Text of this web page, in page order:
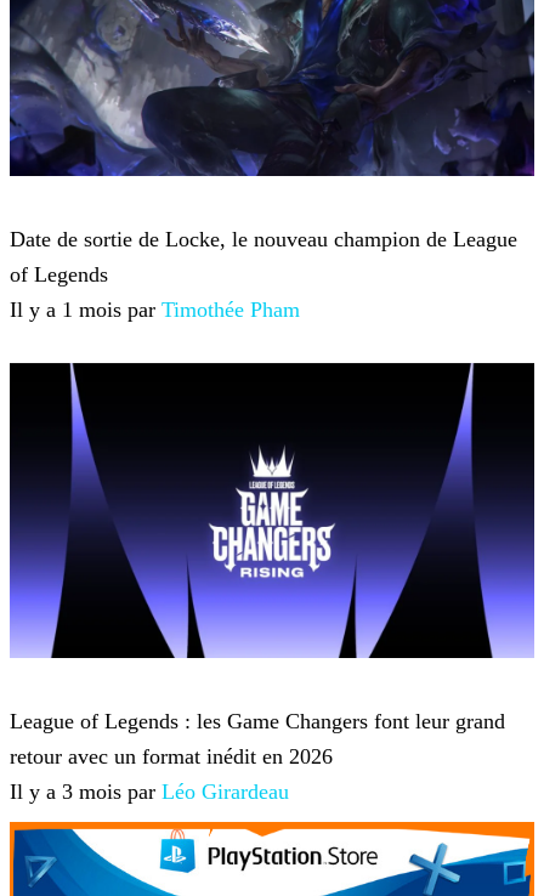
Date de sortie de Locke, le nouveau champion de League
of Legends
Il y a 1 mois par Timothée Pham
League of Legends : les Game Changers font leur grand
retour avec un format inédit en 2026
Il y a 3 mois par Léo Girardeau